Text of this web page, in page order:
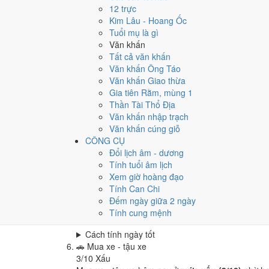
12 trực
Kim Lâu - Hoang Ốc
Tuổi mụ là gì
Văn khấn
Tất cả văn khấn
Văn khấn Ông Táo
Văn khấn Giao thừa
Gia tiên Rằm, mùng 1
Thần Tài Thổ Địa
Văn khấn nhập trạch
Văn khấn cúng giỗ
CÔNG CỤ
Đổi lịch âm - dương
Tính tuổi âm lịch
Xem giờ hoàng đạo
Tính Can Chi
Đếm ngày giữa 2 ngày
Tính cung mệnh
Cách tính ngày tốt
Khai trương - mở cửa hàng
Xấu
Khai trương - mở cửa hàng hôm nay ở
Cách tính ngày tốt
Ký hợp đồng - giao ước
Xấu
Ký hợp đồng - giao ước hôm nay ở
Cách tính ngày tốt
🏗️ Động thổ - khởi công
Xấu
Động thổ - khởi công hôm nay ở
Cách tính ngày tốt
Nhập trạch - vào nhà mới
Xấu
Nhập trạch - vào nhà mới hôm nay ở
Cách tính ngày tốt
🚗 Mua xe - tậu xe
3/10 Xấu